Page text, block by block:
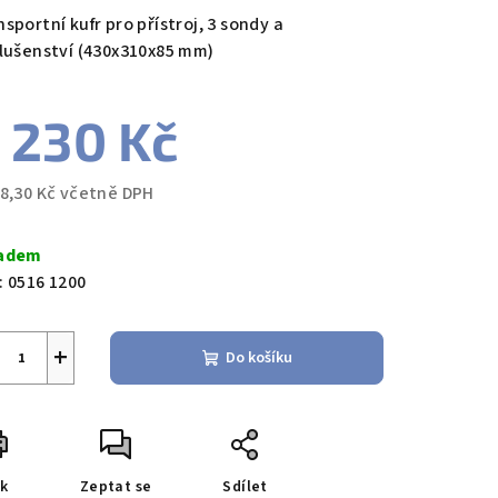
kufr pro přístroj, 3 sondy a
(430x310x85 mm)
230 Kč
Kč včetně DPH
0516 1200
+ Do košíku
Zeptat se Sdílet